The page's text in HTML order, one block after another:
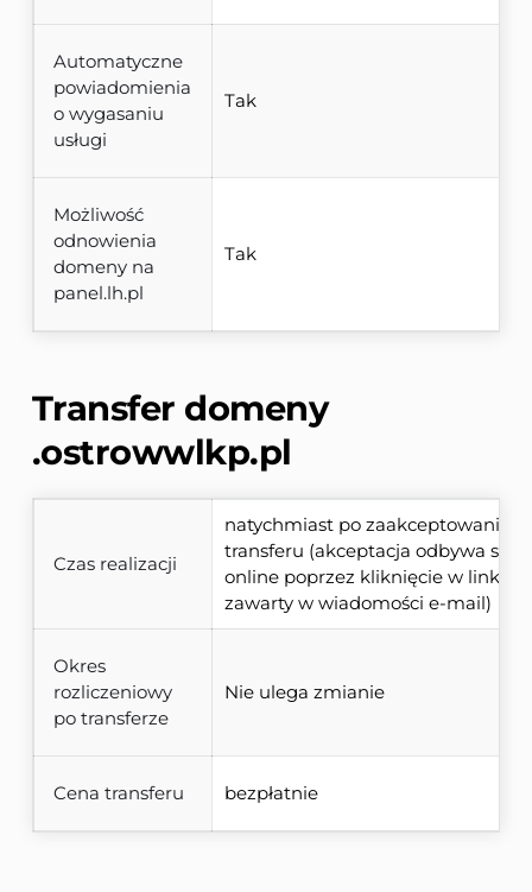
Automatyczne
powiadomienia
o wygasaniu
usługi
Tak
Możliwość
odnowienia
domeny na
panel.lh.pl
Tak
Transfer domeny
.ostrowwlkp.pl
Czas realizacji
natychmiast po zaakceptowaniu
transferu (akceptacja odbywa się
online poprzez kliknięcie w link
zawarty w wiadomości e-mail)
Okres
rozliczeniowy
po transferze
Nie ulega zmianie
Cena transferu bezpłatnie